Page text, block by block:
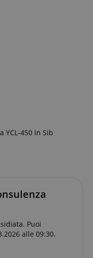
YCL-450 in Sib
Puoi
alle 09:30.